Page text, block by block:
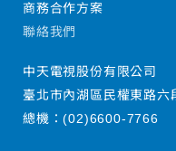
商務合作方案
聯絡我們
中天電視股份有限公司
臺北市內湖區民權東路六
總機：(02)6600-7766